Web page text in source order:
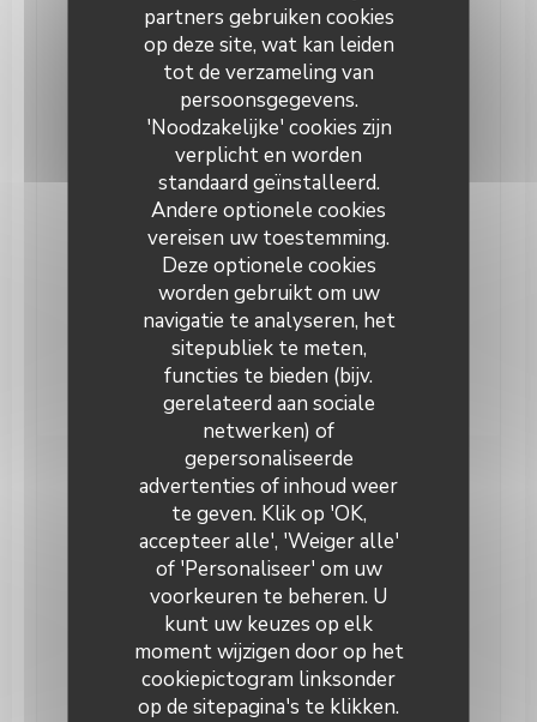
partners gebruiken cookies
op deze site, wat kan leiden
tot de verzameling van
persoonsgegevens.
'Noodzakelijke' cookies zijn
verplicht en worden
standaard geïnstalleerd.
Andere optionele cookies
vereisen uw toestemming.
Deze optionele cookies
worden gebruikt om uw
navigatie te analyseren, het
sitepubliek te meten,
functies te bieden (bijv.
gerelateerd aan sociale
netwerken) of
gepersonaliseerde
advertenties of inhoud weer
te geven. Klik op 'OK,
accepteer alle', 'Weiger alle'
of 'Personaliseer' om uw
voorkeuren te beheren. U
kunt uw keuzes op elk
moment wijzigen door op het
cookiepictogram linksonder
op de sitepagina's te klikken.
Algemene informatie
Keuken
Brunch, Brunch Burger, Lokaal eten, Hamburger,
Eigengemaakt
Soort bedrijf
Bar Brasserie, Brasserie
Diensten
Prive Kamer, Evenement planning, Werk
evenementen, Receptiekamer, Private Hire, Wifi,
Terras
Betaalmethoden
Restaurant Ticket, Eurocard / Mastercard, Contant
geld, Visa, Debetkaart
Openingstijden
Don 11:30 - 14:30 17:00 - 00:00
11:30 - 14:30 • 17:00 - 01:00
17:00 - 01:00